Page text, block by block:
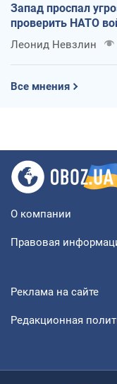
Запад проспал
проверить НАТО
Леонид Невзлин
Все мнения
О компании
Правовая
Реклама на сайте
Редакционная